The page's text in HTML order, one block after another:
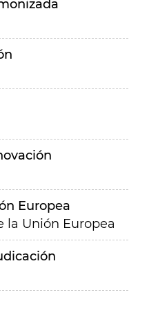
Europea
la Unión Europea